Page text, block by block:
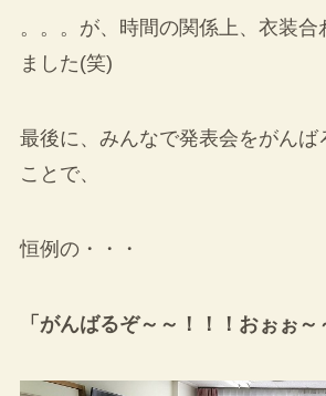
。。。が、時間の関係上、衣装合
ました(笑)
最後に、みんなで発表会をがんば
ことで、
恒例の・・・
「がんばるぞ～～！！！おぉぉ～